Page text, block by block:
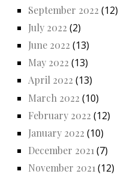
September 2022 (12)
July 2022 (2)
June 2022 (13)
May 2022 (13)
April 2022 (13)
March 2022 (10)
February 2022 (12)
January 2022 (10)
December 2021 (7)
November 2021(12)